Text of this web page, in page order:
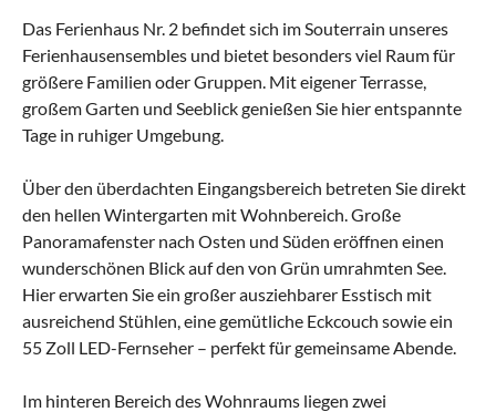
Das Ferienhaus Nr. 2 befindet sich im Souterrain unseres
Ferienhausensembles und bietet besonders viel Raum für
größere Familien oder Gruppen. Mit eigener Terrasse,
großem Garten und Seeblick genießen Sie hier entspannte
Tage in ruhiger Umgebung.
Über den überdachten Eingangsbereich betreten Sie direkt
den hellen Wintergarten mit Wohnbereich. Große
Panoramafenster nach Osten und Süden eröffnen einen
wunderschönen Blick auf den von Grün umrahmten See.
Hier erwarten Sie ein großer ausziehbarer Esstisch mit
ausreichend Stühlen, eine gemütliche Eckcouch sowie ein
55 Zoll LED-Fernseher – perfekt für gemeinsame Abende.
Im hinteren Bereich des Wohnraums liegen zwei